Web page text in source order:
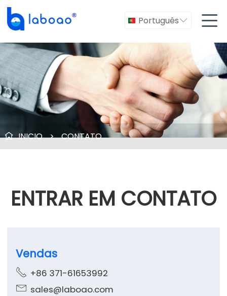
Português 
 INICIO > CONTATO
ENTRAR EM CONTATO
Vendas
 +86 371-61653992
 sales@laboao.com